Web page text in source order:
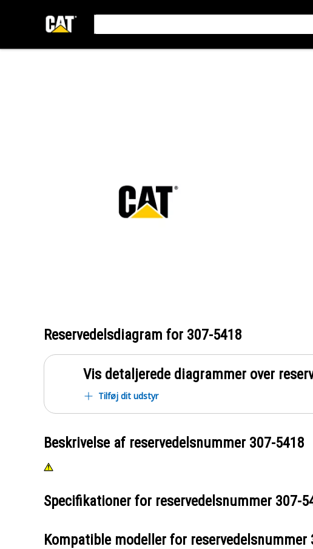
Reservedelsdiagram for 307-5418
Vis detaljerede diagrammer over
Tilføj dit udstyr
Beskrivelse af reservedelsnummer 307-5418
Specifikationer for reservedelsnummer 307-
Kompatible modeller for reservedelsnummer